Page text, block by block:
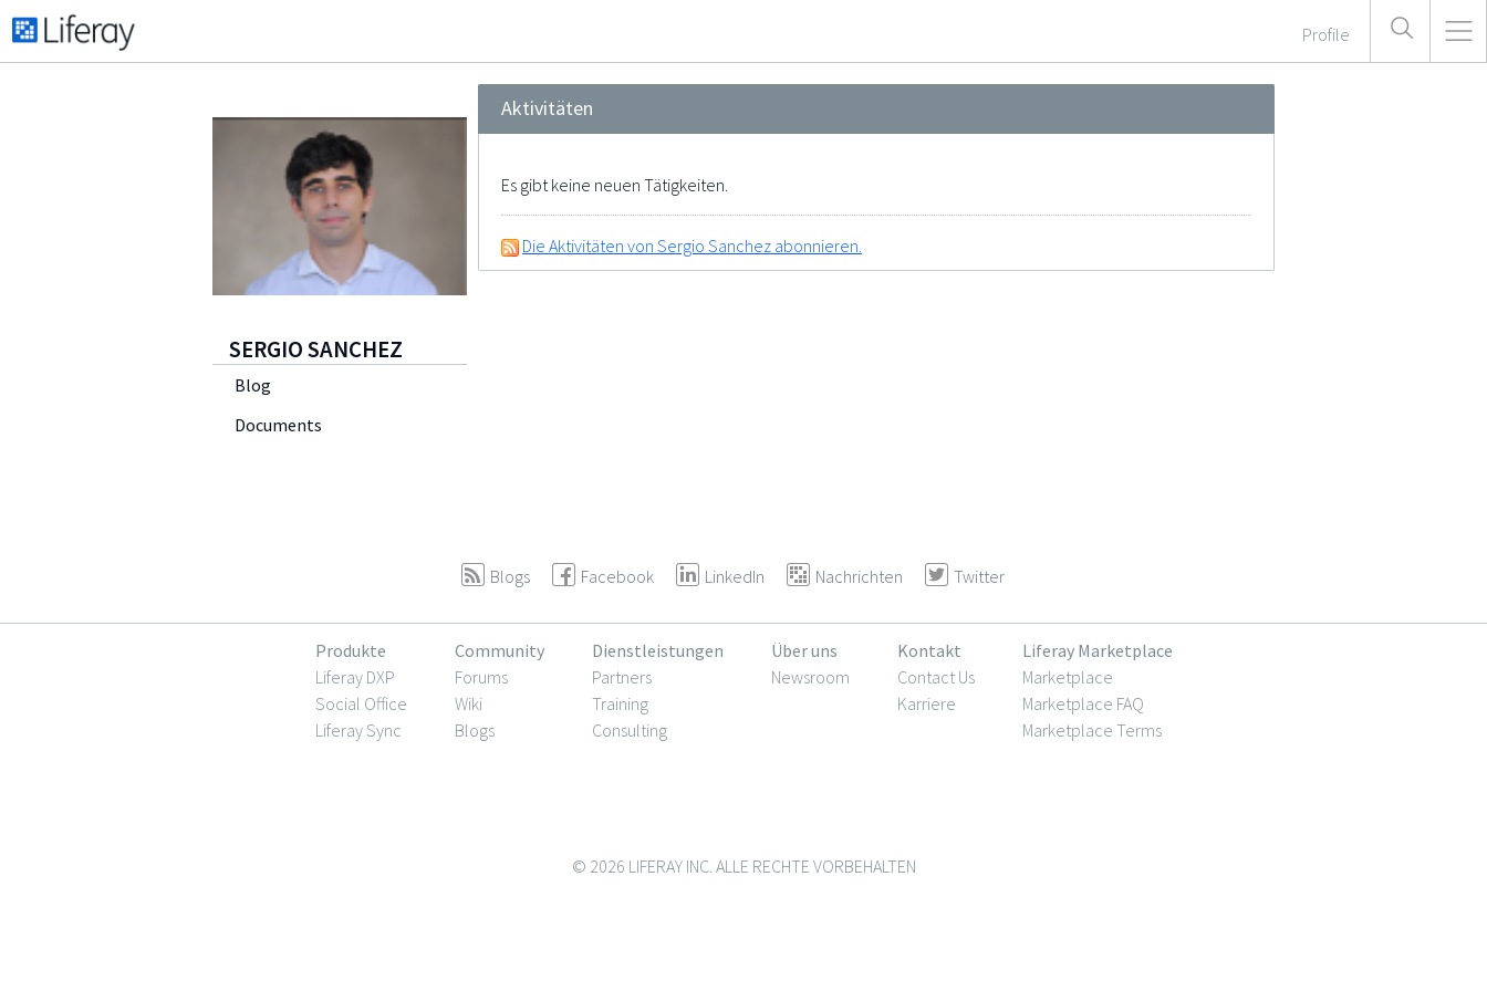
Profile
SERGIO SANCHEZ
Blog
Documents
Aktivitäten
Es gibt keine neuen Tätigkeiten.
Die Aktivitäten von Sergio Sanchez abonnieren.
Blogs Facebook LinkedIn Nachrichten Twitter
Produkte
Liferay DXP
Social Office
Liferay Sync
Community
Forums
Wiki
Blogs
Dienstleistungen
Partners
Training
Consulting
Über uns
Newsroom
Kontakt
Contact Us
Karriere
Liferay Marketplace
Marketplace
Marketplace FAQ
Marketplace Terms
© 2026 LIFERAY INC. ALLE RECHTE VORBEHALTEN